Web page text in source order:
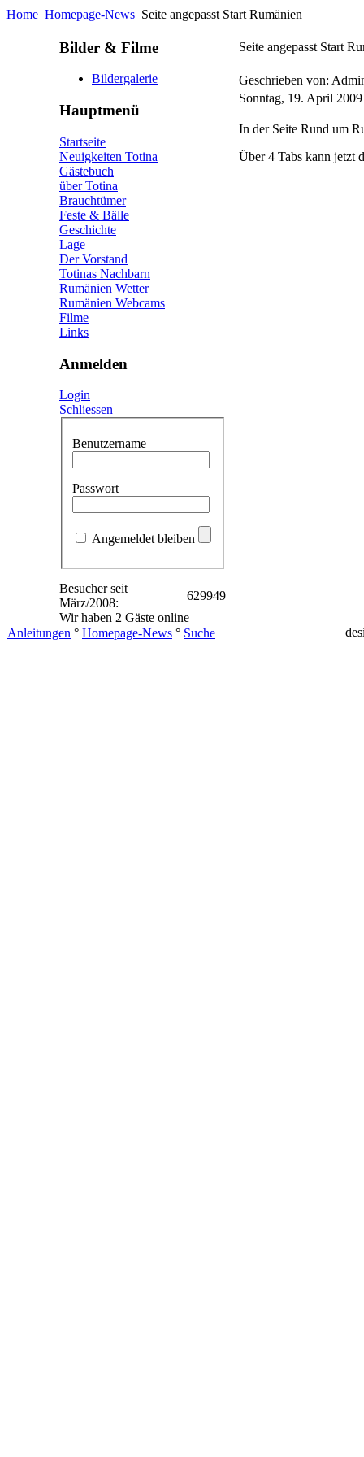
Home Homepage-News Seite angepasst Start Rumänien
Bilder & Filme
Bildergalerie
Hauptmenü
Startseite
Neuigkeiten Totina
Gästebuch
über Totina
Brauchtümer
Feste & Bälle
Geschichte
Lage
Der Vorstand
Totinas Nachbarn
Rumänien Wetter
Rumänien Webcams
Filme
Links
Anmelden
Login
Schliessen
Benutzername
Passwort
Angemeldet bleiben
Besucher seit
März/2008:
629949
Wir haben 2 Gäste online
Seite angepasst Start
Geschrieben von:
Sonntag, 19. April
In der Seite Rund um
Über 4 Tabs kann jetzt
Anleitungen ° Homepage-News ° Suche